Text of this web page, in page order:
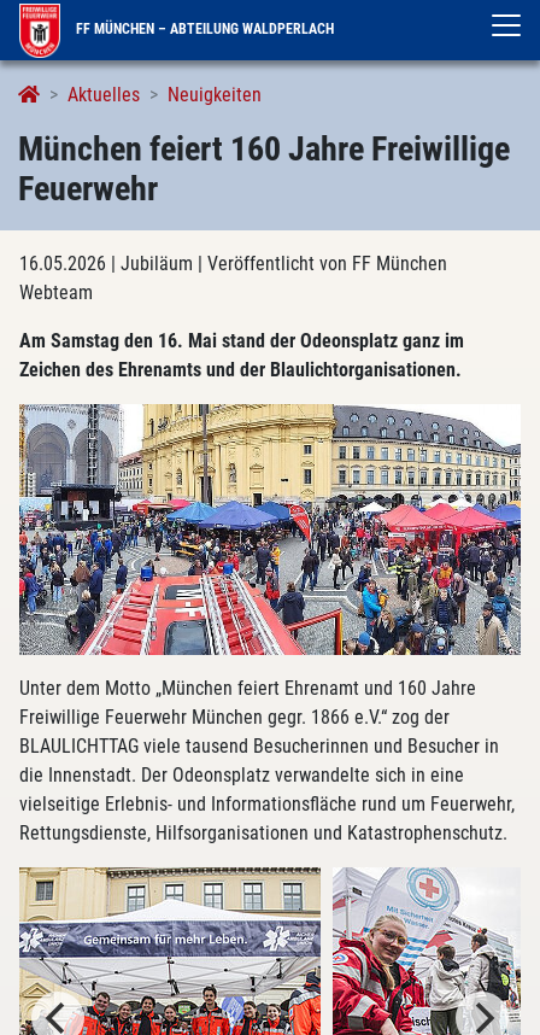
FF MÜNCHEN – ABTEILUNG WALDPERLACH
Aktuelles Neuigkeiten
München feiert 160 Jahre Freiwillige
Feuerwehr
16.05.2026 | Jubiläum | Veröffentlicht von FF München
Webteam
Am Samstag den 16. Mai stand der Odeonsplatz ganz im
Zeichen des Ehrenamts und der Blaulichtorganisationen.
Unter dem Motto „München feiert Ehrenamt und 160 Jahre
Freiwillige Feuerwehr München gegr. 1866 e.V.“ zog der
BLAULICHTTAG viele tausend Besucherinnen und Besucher in
die Innenstadt. Der Odeonsplatz verwandelte sich in eine
vielseitige Erlebnis- und Informationsfläche rund um Feuerwehr,
Rettungsdienste, Hilfsorganisationen und Katastrophenschutz.